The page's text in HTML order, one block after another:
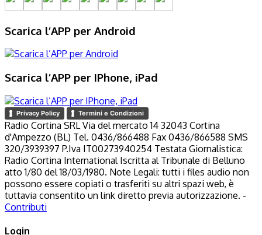
Scarica l’APP per Android
Scarica l’APP per IPhone, iPad
Privacy Policy Termini e Condizioni
Radio Cortina SRL Via del mercato 14 32043 Cortina
d'Ampezzo (BL) Tel. 0436/866488 Fax 0436/866588 SMS
320/3939397 P.Iva IT00273940254 Testata Giornalistica:
Radio Cortina International Iscritta al Tribunale di Belluno
atto 1/80 del 18/03/1980. Note Legali: tutti i files audio non
possono essere copiati o trasferiti su altri spazi web, è
tuttavia consentito un link diretto previa autorizzazione. -
Contributi
Login